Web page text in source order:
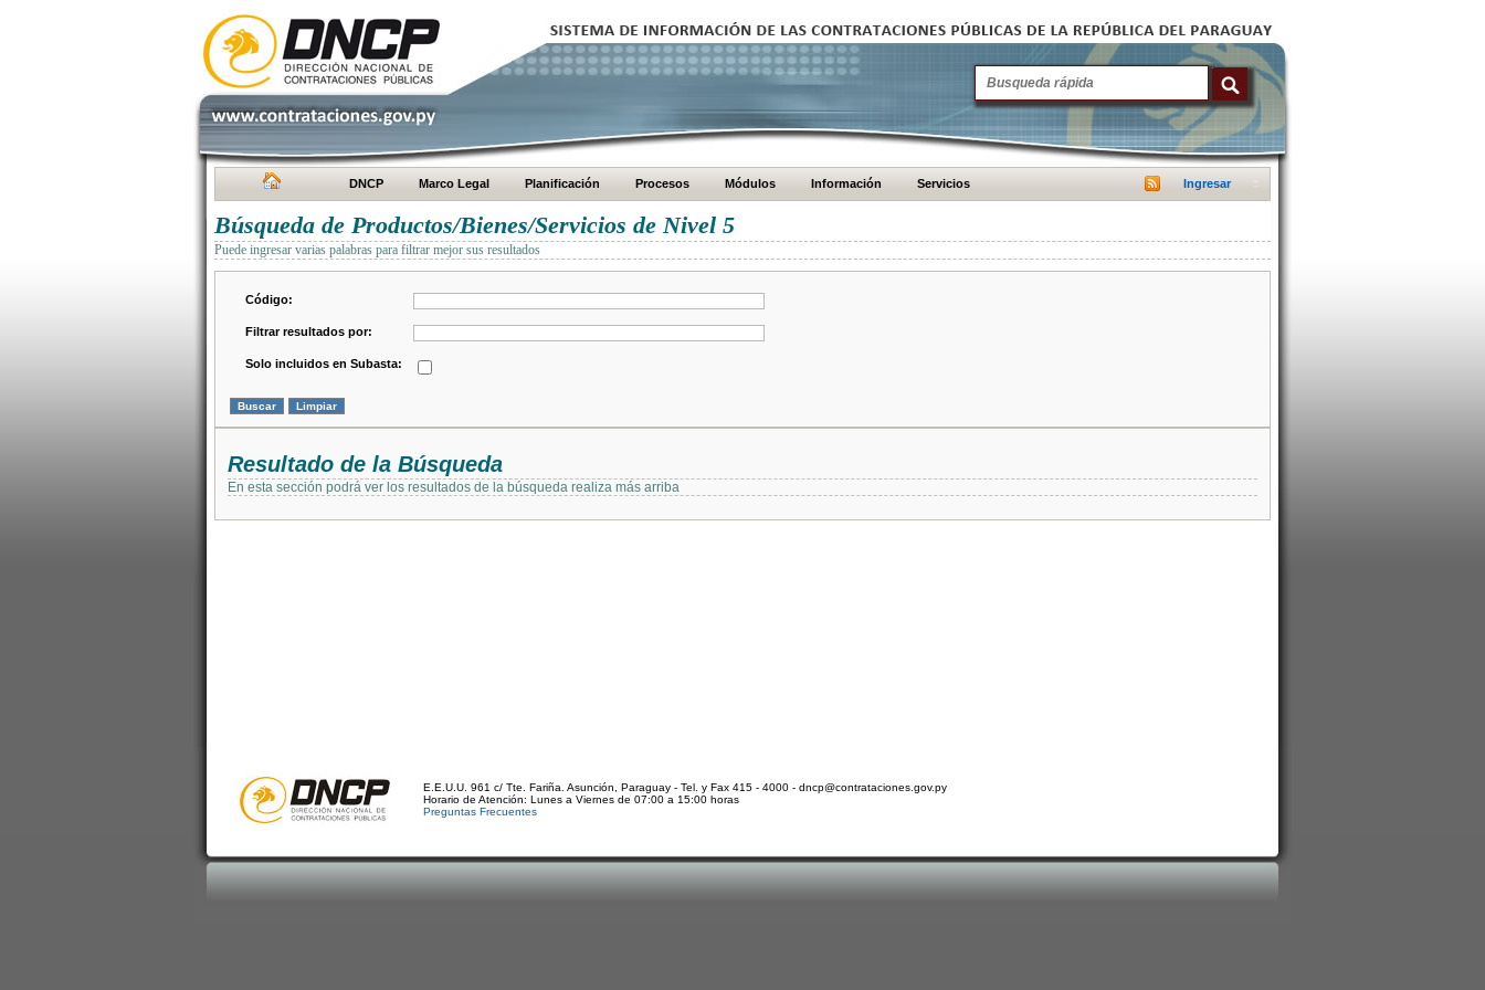
DNCP Marco Legal Planificación Procesos Módulos Información Servicios Ingresar
Búsqueda de Productos/Bienes/Servicios de Nivel 5
Puede ingresar varias palabras para filtrar mejor sus resultados
Código:
Filtrar resultados por:
Solo incluidos en Subasta:
Resultado de la Búsqueda
En esta sección podrá ver los resultados de la búsqueda realiza más arriba
E.E.U.U. 961 c/ Tte. Fariña. Asunción, Paraguay - Tel. y Fax 415 - 4000 - dncp@contrataciones.gov.py
Horario de Atención: Lunes a Viernes de 07:00 a 15:00 horas
Preguntas Frecuentes